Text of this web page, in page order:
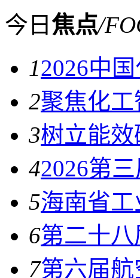
今日 焦点/
12026中
2聚焦化
3树立能
42026第
5海南省
6第二十
7第六届